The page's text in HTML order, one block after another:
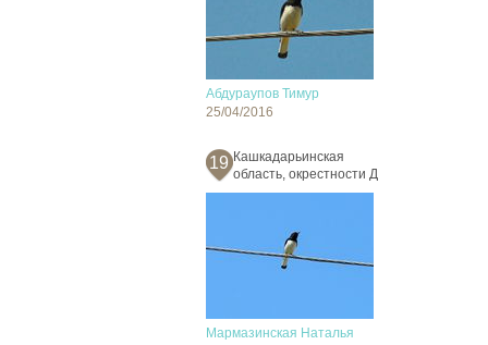
Абдураупов Тимур
25/04/2016
19 Кашкадарьинская
область, окрестности Д
Мармазинская Наталья